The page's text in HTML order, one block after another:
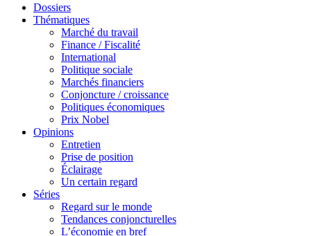
Dossiers
Thématiques
Marché du travail
Finance / Fiscalité
International
Politique sociale
Marchés financiers
Conjoncture / croissance
Politiques économiques
Prix Nobel
Opinions
Entretien
Prise de position
Éclairage
Un certain regard
Séries
Regard sur le monde
Tendances conjoncturelles
L’économie en bref